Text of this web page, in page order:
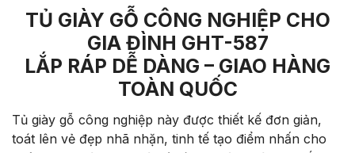
TỦ GIÀY GỖ CÔNG NGHIỆP CHO
GIA ĐÌNH GHT-587
LẮP RÁP DỄ DÀNG – GIAO HÀNG
TOÀN QUỐC
Tủ giày gỗ công nghiệp này được thiết kế đơn giản,
toát lên vẻ đẹp nhã nhặn, tinh tế tạo điểm nhấn cho